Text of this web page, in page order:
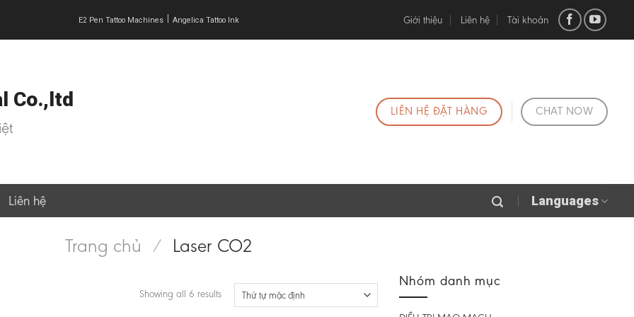
E2 Pen Tattoo Machines| Angelica Tattoo Ink Giới thiệu Liên hệ Tài khoản
Co.,ltd
LIÊN HỆ ĐẶT HÀNG CHAT NOW
Liên hệ Languages
Trang chủ / Laser CO2
Showing all 6 results
Nhóm danh mục